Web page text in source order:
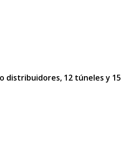
distribuidores, 12 túneles y 15